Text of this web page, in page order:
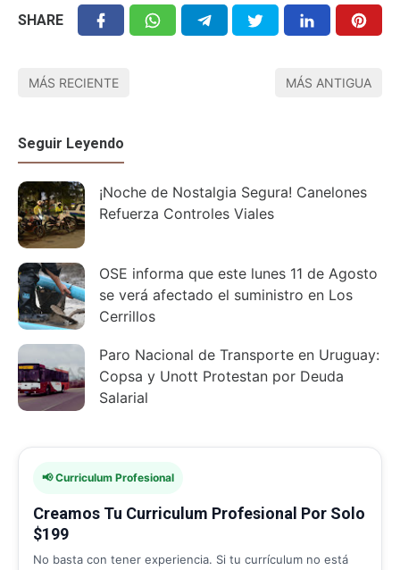
SHARE
MÁS RECIENTE MÁS ANTIGUA
Seguir Leyendo
¡Noche de Nostalgia Segura! Canelones
Refuerza Controles Viales
OSE informa que este lunes 11 de Agosto
se verá afectado el suministro en Los
Cerrillos
Paro Nacional de Transporte en Uruguay:
Copsa y Unott Protestan por Deuda
Salarial
📢 Curriculum Profesional
Creamos Tu Curriculum Profesional Por Solo
$199
No basta con tener experiencia. Si tu currículum no está